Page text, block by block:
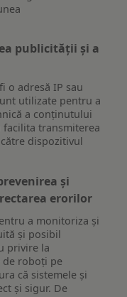
publicității și a
o adresă IP sau
utilizate pentru a
a conținutului
transmiterea
dispozitivul
și
erorilor
a monitoriza și
și posibil
privire la
de roboți pe
că sistemele și
și sigur. De